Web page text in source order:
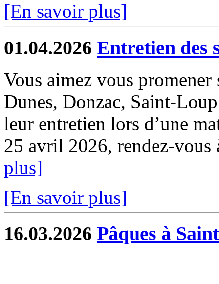
[En savoir plus]
01.04.2026 Entretien des
Vous aimez vous
Dunes, Donzac, Saint-
leur entretien lors d’une
25 avril 2026, rendez-vous
plus]
[En savoir plus]
16.03.2026 Pâques à